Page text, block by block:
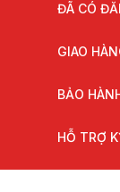
ĐÃ CÓ
GIAO
BẢO
HỖ TRỢ